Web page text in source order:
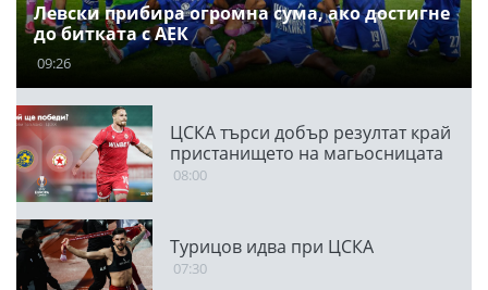
Левски прибира огромна сума, ако достигне
до битката с АЕК
09:26
ЦСКА търси добър резултат край
пристанището на магьосницата
08:00
Турицов идва при ЦСКА
07:30